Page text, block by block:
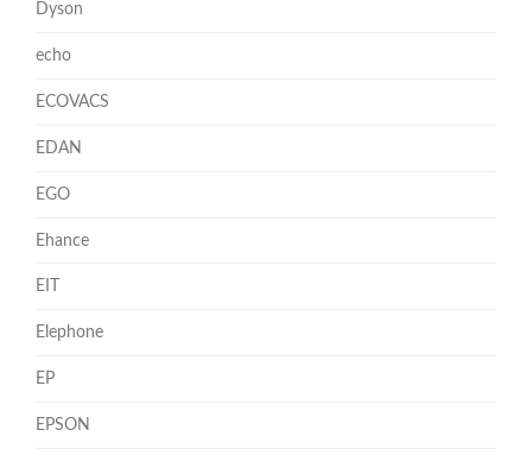
Dyson
echo
ECOVACS
EDAN
EGO
Ehance
EIT
Elephone
EP
EPSON